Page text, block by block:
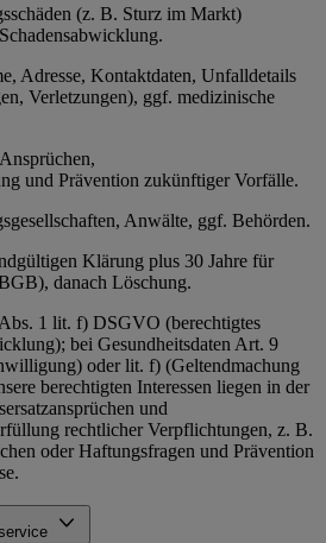
(z. B. Sturz im Markt)
Adresse, Kontaktdaten, Unfalldetails
Verletzungen), ggf. medizinische
und Prävention zukünftiger Vorfälle.
Anwälte, ggf. Behörden.
Klärung plus 30 Jahre für
danach Löschung.
1 lit. f) DSGVO (berechtigtes
bei Gesundheitsdaten Art. 9
oder lit. f) (Geltendmachung
berechtigten Interessen liegen in der
und
rechtlicher Verpflichtungen, z. B.
oder Haftungsfragen und Prävention